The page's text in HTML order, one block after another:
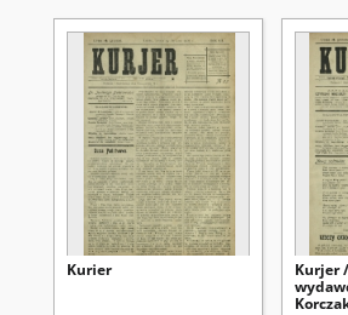
Kurier
Kurjer